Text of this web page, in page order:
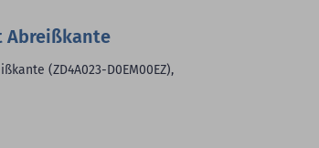
Abreißkante
(ZD4A023-D0EM00EZ),